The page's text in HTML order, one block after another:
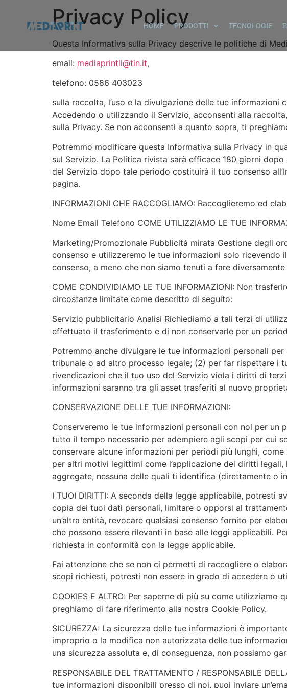
HOME PRODOTTI TECNOLOGIE
Privacy Policy
Questa Informativa sulla Privacy descrive le politiche di
email: mediaprintli@tin.it,
telefono: 0586 403023
sulla raccolta, l’uso e la divulgazione delle tue
Accedendo o utilizzando il Servizio, acconsenti alla
sulla Privacy. Se non acconsenti a quanto sopra, ti
Potremmo modificare questa Informativa sulla Privacy in
sul Servizio. La Politica rivista sarà efficace 180 giorni
del Servizio dopo tale periodo costituirà il tuo consenso
pagina.
INFORMAZIONI CHE RACCOGLIAMO: Raccoglieremo ed
Nome Email Telefono COME UTILIZZIAMO LE TUE
Marketing/Promozionale Pubblicità mirata Gestione degli
consenso e utilizzeremo le tue informazioni solo
consenso, a meno che non siamo tenuti a fare
COME CONDIVIDIAMO LE TUE INFORMAZIONI: Non
circostanze limitate come descritto di seguito:
Servizio pubblicitario Analisi Richiediamo a tali terzi di
effettuato il trasferimento e di non conservarle per un
Potremmo anche divulgare le tue informazioni personali
tribunale o ad altro processo legale; (2) per far rispettare i
rivendicazioni che il tuo uso del Servizio viola i diritti di
informazioni saranno tra gli asset trasferiti al nuovo
CONSERVAZIONE DELLE TUE INFORMAZIONI:
Conserveremo le tue informazioni personali con noi per
tutto il tempo necessario per adempiere agli scopi per cui
conservare alcune informazioni per periodi più lunghi,
per altri motivi legittimi come l’applicazione dei diritti
aggregate, nessuna delle quali ti identifica (direttamente o
I TUOI DIRITTI: A seconda della legge applicabile,
copia dei tuoi dati personali, limitare o opporsi al
un’altra entità, revocare qualsiasi consenso fornito per
che possono essere rilevanti in base alle leggi applicabili.
richiesta in conformità con la legge applicabile.
Fai attenzione che se non ci permetti di raccogliere o
scopi richiesti, potresti non essere in grado di accedere o
COOKIES E ALTRO: Per saperne di più su come
preghiamo di fare riferimento alla nostra Cookie Policy.
SICUREZZA: La sicurezza delle tue informazioni è
improprio o la modifica non autorizzata delle tue
una sicurezza assoluta e, di conseguenza, non possiamo
RESPONSABILE DEL TRATTAMENTO / RESPONSABILE
tue informazioni disponibili presso di noi, puoi inviare